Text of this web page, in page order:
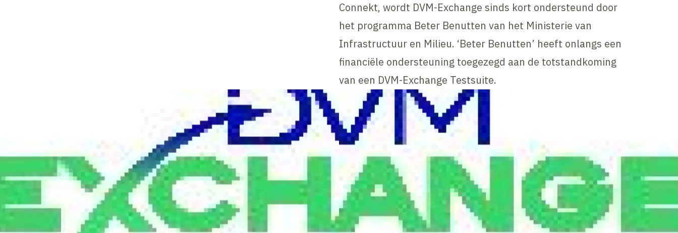
Connekt, wordt DVM-Exchange sinds kort ondersteund door
het programma Beter Benutten van het Ministerie van
Infrastructuur en Milieu. ‘Beter Benutten’ heeft onlangs een
financiële ondersteuning toegezegd aan de totstandkoming
van een DVM-Exchange Testsuite.